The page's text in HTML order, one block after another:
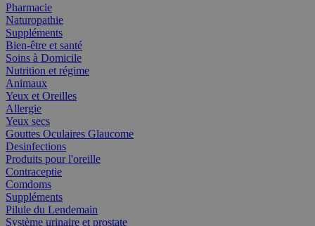
Pharmacie
Naturopathie
Suppléments
Bien-être et santé
Soins à Domicile
Nutrition et régime
Animaux
Yeux et Oreilles
Allergie
Yeux secs
Gouttes Oculaires Glaucome
Desinfections
Produits pour l'oreille
Contraceptie
Comdoms
Suppléments
Pilule du Lendemain
Système urinaire et prostate